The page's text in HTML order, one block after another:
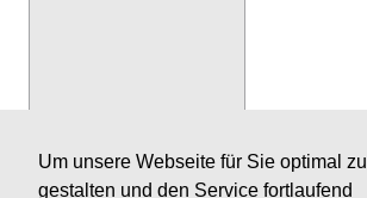
Um unsere Webseite für Sie optimal zu
gestalten und den Service fortlaufend